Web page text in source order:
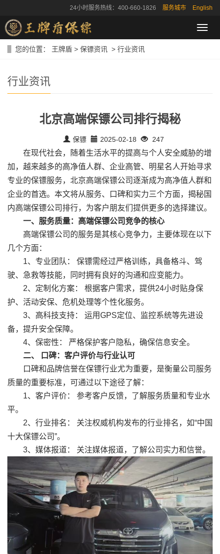
24小时服务热线：400-660-1826 服务城市 English
导
航
您的位置： 王牌盾 > 保镖资讯 > 行业资讯
行业资讯
北京高端保镖公司排行揭秘
保镖 2025-02-18 247
在现代社会，随着生活水平的提高与个人安全威胁的增
加，越来越多的高净值人群、企业高管、明星名人开始寻求
专业的保镖服务，北京高端保镖公司逐渐成为高净值人群和
企业的首选。本文将从服务、口碑和实力三个方面，揭秘国
内高端保镖公司排行，为客户朋友们提供更多的选择建议。
一、服务质量：高端保镖公司竞争的核心
高端保镖公司的服务是其核心竞争力，主要体现在以下
几个方面：
1、专业团队： 保镖需经过严格训练，具备格斗、驾
驶、急救等技能，同时拥有良好的沟通和应变能力。
2、定制化方案： 根据客户需求，提供24小时贴身保
护、活动安保、危机处理等个性化服务。
3、高科技支持： 运用GPS定位、监控系统等先进设
备，提升安全保障。
4、保密性： 严格保护客户隐私，确保信息安全。
二、 口碑：客户评价与行业认可
口碑和品牌信誉在保镖行业尤为重要，是衡量公司服务
质量的重要标准，可通过以下途径了解：
1、客户评价： 参考客户反馈，了解服务质量和专业水
平。
2、行业排名： 关注权威机构发布的行业排名，如“中国
十大保镖公司”。
3、媒体报道： 关注媒体报道，了解公司实力和信誉。